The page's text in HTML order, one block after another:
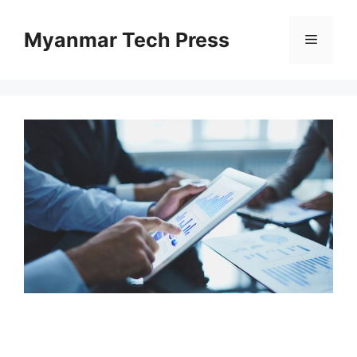
contentMyanmar Tech Press Menu